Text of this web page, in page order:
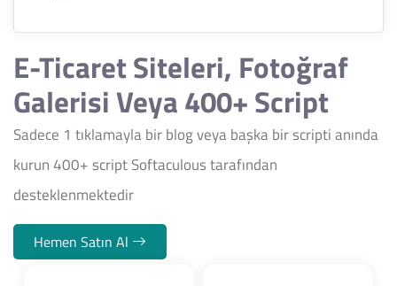
E-Ticaret Siteleri, Fotoğraf
Galerisi Veya 400+ Script
Sadece 1 tıklamayla bir blog veya başka bir scripti anında
kurun 400+ script Softaculous tarafından
desteklenmektedir
Hemen Satın Al